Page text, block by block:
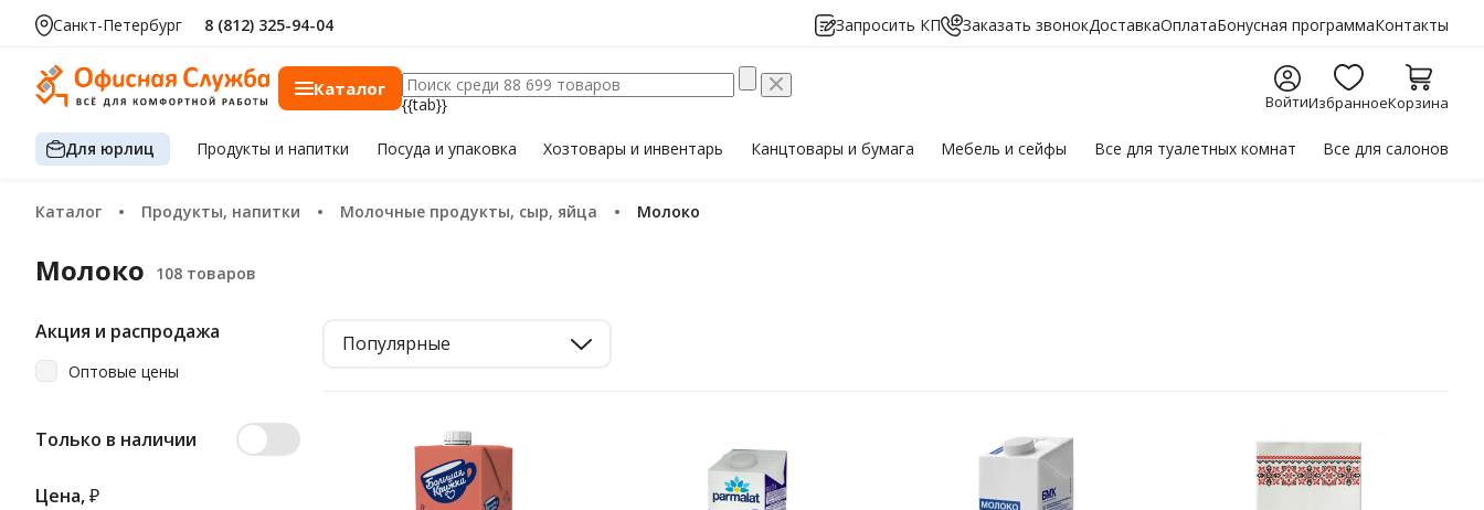
Санкт-Петербург 8 (812) 325-94-04 Запросить КП Заказать звонокДоставкаОплатаБонусная программаКонтакты
Каталог
{{tab}} ВойтиИзбранноеКорзина
Для юрлиц Продуктыи напитки Посуда и упаковка Хозтоварыи инвентарь Канцтовары и бумага Мебельи сейфы Все для туалетных комнат Все для салонов
Каталог Продукты, напитки Молочные продукты, сыр, яйца Молоко
Молоко
Акция и распродажа
Оптовые цены
Только в наличии
Цена,₽
Популярные